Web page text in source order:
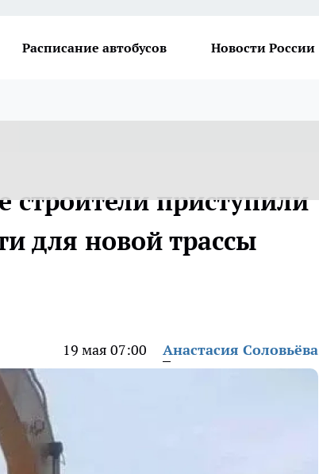
Расписание автобусов Новости России
приступили
для новой трассы
19 мая 07:00 Анастасия Соловьёва